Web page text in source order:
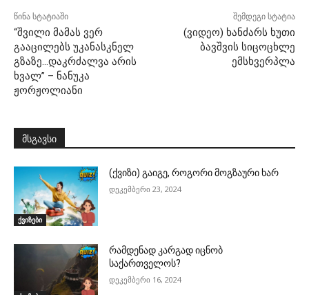
წინა სტატიაში
“შვილი მამას ვერ
გააცილებს უკანასკნელ
გზაზე…დაკრძალვა არის
ხვალ” – ნანუკა
ჟორჟოლიანი
შემდეგი სტატია
(ვიდეო) ხანძარს ხუთი
ბავშვის სიცოცხლე
ემსხვერპლა
მსგავსი
ქვიზები
(ქვიზი) გაიგე, როგორი მოგზაური ხარ
დეკემბერი 23, 2024
რამდენად კარგად იცნობ
საქართველოს?
დეკემბერი 16, 2024